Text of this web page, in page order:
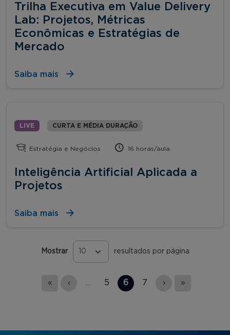
Trilha Executiva em Value Delivery
Lab: Projetos, Métricas
Econômicas e Estratégias de
Mercado
Saiba mais
LIVE CURTA E MÉDIA DURAÇÃO
Estratégia e Negócios 16 horas/aula
Inteligência Artificial Aplicada a
Projetos
Saiba mais
Mostrar resultados por página
« ‹ 5 6 7 › »